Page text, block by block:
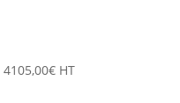
4105,00€ HT